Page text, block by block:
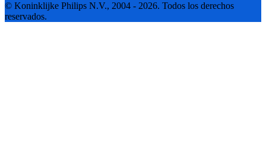
© Koninklijke Philips N.V., 2004 - 2026. Todos los derechos
reservados.